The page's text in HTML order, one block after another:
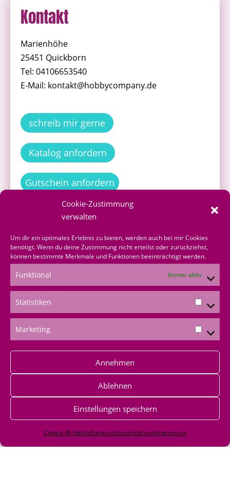
Cookie-Zustimmung
verwalten
Um dir ein optimales Erlebnis zu bieten, werden auch bei mir Cookies
benötigt. Wenn du deine Zustimmung nicht erteilst oder zurückziehst,
können bestimmte Merkmale und Funktionen beeinträchtigt werden.
Funktional Immer aktiv
Statistiken
Marketing
Annehmen
Ablehnen
Einstellungen speichern
Cookie-RichtlinieDatenschutzerklärungImpressum
Kontakt
Marienhöhe
25451 Quickborn
Tel: 04106653540
E-Mail: kontakt@hobbycompany.de
schreib mir gerne
Katalog anfordern
Gutschein anfordern
Bestellen
Produkte bestellen
über mich bestellen
Shoppingvorteil
*Produktempfehlungen
*Als Amazon-Partner verdiene ich an qualifizierten